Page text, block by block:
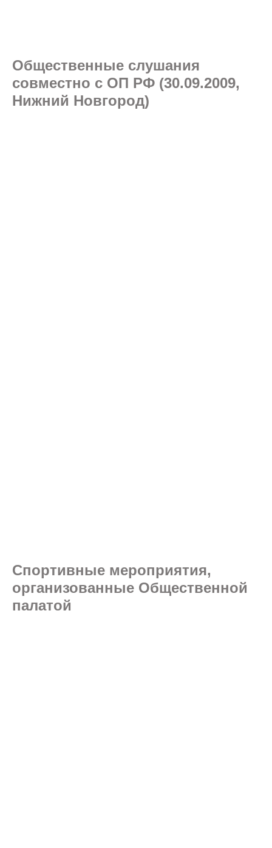
Общественные слушания
совместно с ОП РФ (30.09.2009,
Нижний Новгород)
Спортивные мероприятия,
организованные Общественной
палатой